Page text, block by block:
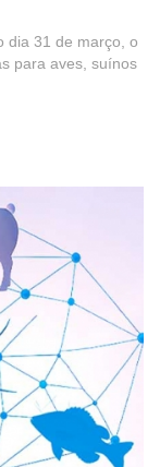
dia 31 de março, o
para aves, suínos